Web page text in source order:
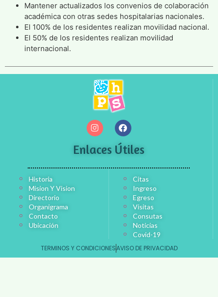
Mantener actualizados los convenios de colaboración
académica con otras sedes hospitalarias nacionales.
El 100% de los residentes realizan movilidad nacional.
El 50% de los residentes realizan movilidad
internacional.
Enlaces Útiles
Historia
Mision Y Vision
Directorio
Organigrama
Contacto
Ubicación
Citas
Ingreso
Egreso
Visitas
Consutas
Noticias
Covid-19
TERMINOS Y CONDICIONESAVISO DE PRIVACIDAD